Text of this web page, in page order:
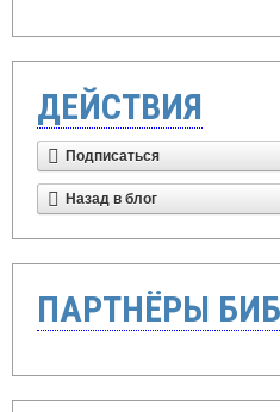
ДЕЙСТВИЯ
Подписаться
Назад в блог
ПАРТНЁРЫ